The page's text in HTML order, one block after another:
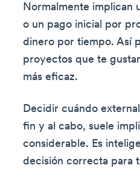
Normalmente implican
o un pago inicial por
dinero por tiempo. Así
proyectos que te
más eficaz.
Decidir cuándo
fin y al cabo, suele
considerable. Es
decisión correcta para